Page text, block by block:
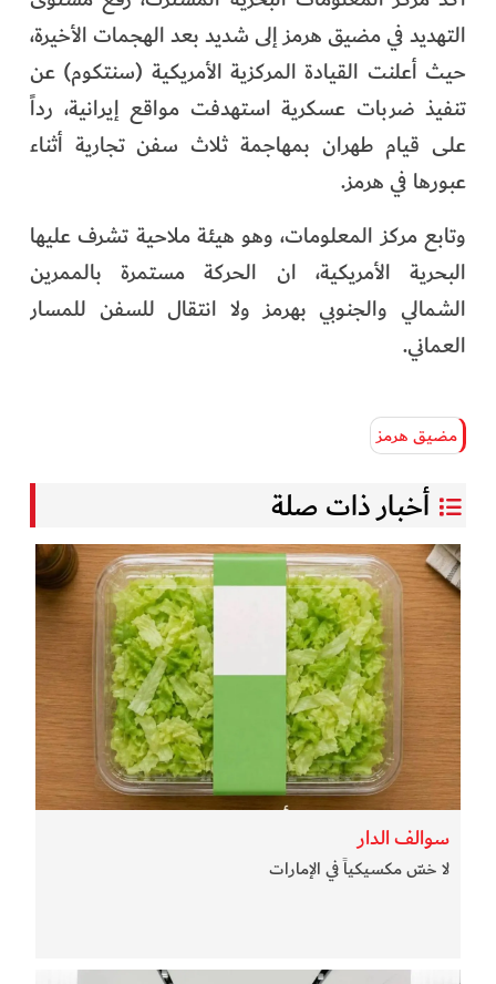
الفرجان
تكنولوجيا
من العالم
الأكثر قراءة
التهديد في مضيق هرمز إلى شديد بعد الهجمات الأخيرة،
حيث أعلنت القيادة المركزية الأمريكية (سنتكوم) عن
تنفيذ ضربات عسكرية استهدفت مواقع إيرانية، رداً
على قيام طهران بمهاجمة ثلاث سفن تجارية أثناء
عبورها في هرمز.
وتابع مركز المعلومات، وهو هيئة ملاحية تشرف عليها
البحرية الأمريكية، ان الحركة مستمرة بالممرين
الشمالي والجنوبي بهرمز ولا انتقال للسفن للمسار
العماني.
مضيق هرمز
أخبار ذات صلة
سوالف الدار
لا خسّ مكسيكياً في الإمارات